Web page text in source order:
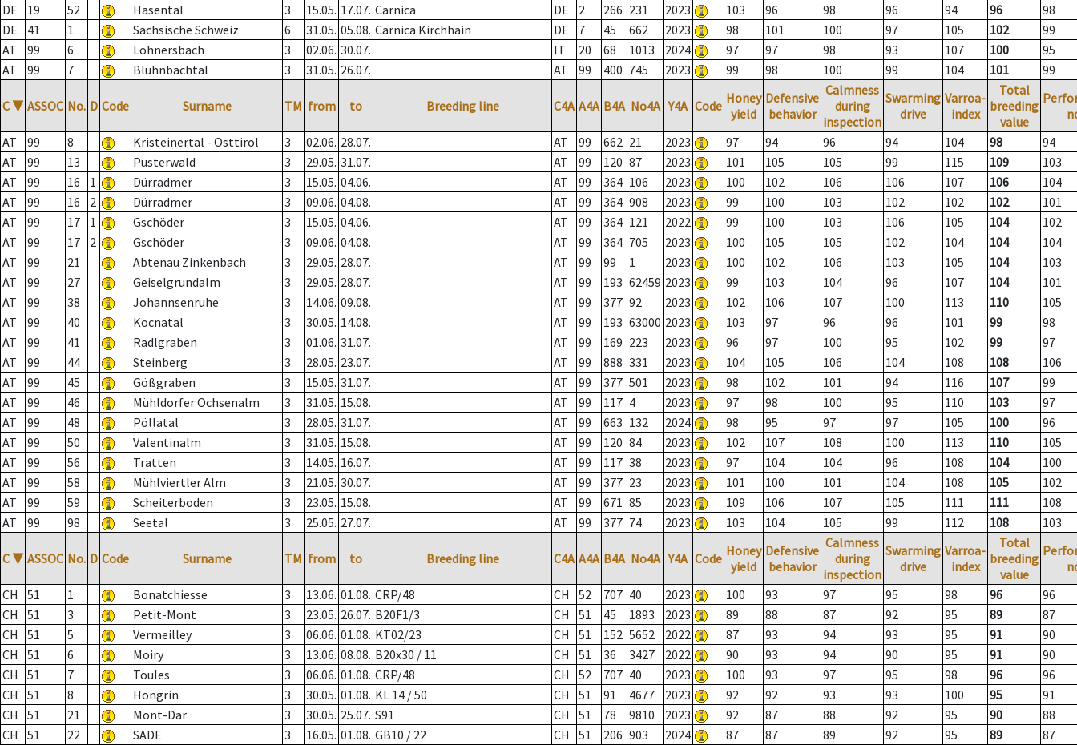
DE
19 52 Hasental 3 15.05. 17.07. Carnica DE 2 266 231 2023 103 96 98 96 94 96
98
DE
41 1 Sächsische Schweiz 6 31.05. 05.08. Carnica Kirchhain DE 7 45 662 2023 98 101 100 97 105 102
99
AT
99 6 Löhnersbach 3 02.06. 30.07. IT 20 68 1013 2024 97 97 98 93 107 100
95
AT
99 7 Blühnbachtal 3 31.05. 26.07. AT 99 400 745 2023 99 98 100 99 104 101 99
C ▼ ASSOC No. D Code Surname TM from to Breeding line C4A A4A B4A No4A Y4A Code Honey
yield
Defensive
behavior
Calmness
during
inspection
Swarming
drive
Varroa-
index
Total
breeding
value
AT
99 8 Kristeinertal - Osttirol 3 02.06. 28.07. AT 99 662 21 2023 97 94 96 94 104 98
94
AT
99 13 Pusterwald 3 29.05. 31.07. AT 99 120 87 2023 101 105 105 99 115 109
103
AT
99 16 1 Dürradmer 3 15.05. 04.06. AT 99 364 106 2023 100 102 106 106 107 106
104
AT
99 16 2 Dürradmer 3 09.06. 04.08. AT 99 364 908 2023 99 100 103 102 102 102
101
AT
99 17 1 Gschöder 3 15.05. 04.06. AT 99 364 121 2022 99 100 103 106 105 104
102
AT
99 17 2 Gschöder 3 09.06. 04.08. AT 99 364 705 2023 100 105 105 102 104 104
104
AT
99 21 Abtenau Zinkenbach 3 29.05. 28.07. AT 99 99 1 2023 100 102 106 103 105 104
103
AT
99 27 Geiselgrundalm 3 29.05. 28.07. AT 99 193 62459 2023 99 103 104 96 107 104
101
AT
99 38 Johannsenruhe 3 14.06. 09.08. AT 99 377 92 2023 102 106 107 100 113 110
105
AT
99 40 Kocnatal 3 30.05. 14.08. AT 99 193 63000 2023 103 97 96 96 101 99
98
AT
99 41 Radlgraben 3 01.06. 31.07. AT 99 169 223 2023 96 97 100 95 102 99
97
AT
99 44 Steinberg 3 28.05. 23.07. AT 99 888 331 2023 104 105 106 104 108 108
106
AT
99 45 Gößgraben 3 15.05. 31.07. AT 99 377 501 2023 98 102 101 94 116 107
99
AT
99 46 Mühldorfer Ochsenalm 3 31.05. 15.08. AT 99 117 4 2023 97 98 100 95 110 103
97
AT
99 48 Pöllatal 3 28.05. 31.07. AT 99 663 132 2024 98 95 97 97 105 100
96
AT
99 50 Valentinalm 3 31.05. 15.08. AT 99 120 84 2023 102 107 108 100 113 110
105
AT
99 56 Tratten 3 14.05. 16.07. AT 99 117 38 2023 97 104 104 96 108 104
100
AT
99 58 Mühlviertler Alm 3 21.05. 30.07. AT 99 377 23 2023 101 100 101 104 108 105
102
AT
99 59 Scheiterboden 3 23.05. 15.08. AT 99 671 85 2023 109 106 107 105 111 111
108
AT
99 98 Seetal 3 25.05. 27.07. AT 99 377 74 2023 103 104 105 99 112 108 103
C ▼ ASSOC No. D Code Surname TM from to Breeding line C4A A4A B4A No4A Y4A Code Honey
yield
Defensive
behavior
Calmness
during
inspection
Swarming
drive
Varroa-
index
Total
breeding
value
CH
51 1 Bonatchiesse 3 13.06. 01.08. CRP/48 CH 52 707 40 2023 100 93 97 95 98 96
96
CH
51 3 Petit-Mont 3 23.05. 26.07. B20F1/3 CH 51 45 1893 2023 89 88 87 92 95 89
87
CH
51 5 Vermeilley 3 06.06. 01.08. KT02/23 CH 51 152 5652 2022 87 93 94 93 95 91
90
CH
51 6 Moiry 3 13.06. 08.08. B20x30 / 11 CH 51 36 3427 2022 90 93 94 90 95 91
90
CH
51 7 Toules 3 06.06. 01.08. CRP/48 CH 52 707 40 2023 100 93 97 95 98 96
96
CH
51 8 Hongrin 3 30.05. 01.08. KL 14 / 50 CH 51 91 4677 2023 92 92 93 93 100 95
91
CH
51 21 Mont-Dar 3 30.05. 25.07. S91 CH 51 78 9810 2023 92 87 88 92 95 90
88
CH
51 22 SADE 3 16.05. 01.08. GB10 / 22 CH 51 206 903 2024 87 87 89 92 95 89 87